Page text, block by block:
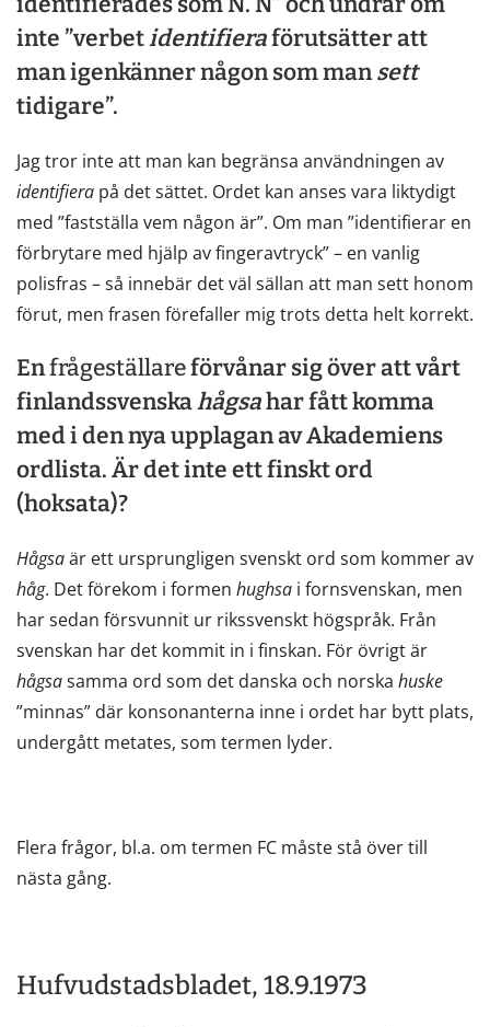
inte ”verbetidentifieraförutsätter att
man igenkänner någon som mansett
tidigare”.
Jag tror inte att man kan begränsa användningen av
identifiera på det sättet. Ordet kan anses vara liktydigt
med ”fastställa vem någon är”. Om man ”identifierar en
förbrytare med hjälp av fingeravtryck” – en vanlig
polisfras – så innebär det väl sällan att man sett honom
förut, men frasen förefaller mig trots detta helt korrekt.
Enfrågeställareförvånar sig över att vårt
finlandssvenskahågsahar fått komma
med i den nya upplagan av Akademiens
ordlista. Är det inte ett finskt ord
(hoksata)?
Hågsaär ett ursprungligen svenskt ord som kommer av
håg. Det förekom i formen hughsa i fornsvenskan, men
har sedan försvunnit ur rikssvenskt högspråk. Från
svenskan har det kommit in i finskan. För övrigt är
hågsasamma ord som det danska och norska huske
”minnas” där konsonanterna inne i ordet har bytt plats,
undergått metates, som termen lyder.
Flera frågor, bl.a. om termen FC måste stå över till
nästa gång.
Hufvudstadsbladet, 18.9.1973